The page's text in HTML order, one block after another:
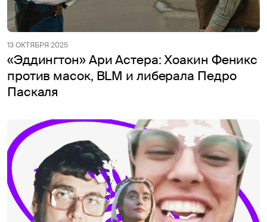
13 ОКТЯБРЯ 2025
«Эддингтон» Ари Астера: Хоакин Феникс
против масок, BLM и либерала Педро
Паскаля